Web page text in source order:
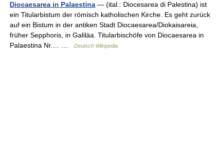
Diocaesarea in Palaestina — (ital.: Diocesarea di Palestina) ist
ein Titularbistum der römisch katholischen Kirche. Es geht zurück
auf ein Bistum in der antiken Stadt Diocaesarea/Diokaisareia,
früher Sepphoris, in Galiläa. Titularbischöfe von Diocaesarea in
Palaestina Nr.… …
Deutsch Wikipedia